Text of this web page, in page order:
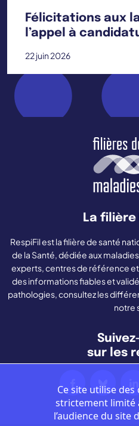
Félicitations aux
l’appel à
22 juin 2026
La filière
RespiFil est la filière de santé
de la Santé, dédiée aux
experts, centres de référence
des informations fiables et
pathologies, consultez les
notre
sur les
Ce site utilise
strictement limité
l’audience du site